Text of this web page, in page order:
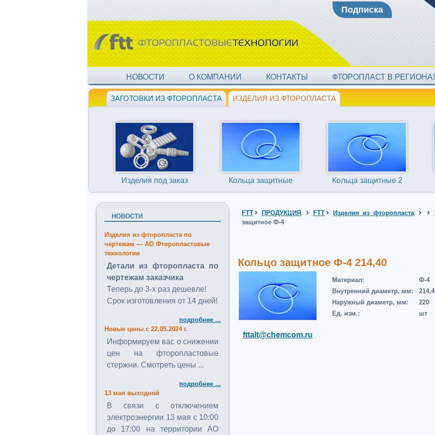
Подписка
НОВОСТИ О КОМПАНИИ КОНТАКТЫ ФТОРОПЛАСТ В
ЗАГОТОВКИ ИЗ ФТОРОПЛАСТА ИЗДЕЛИЯ ИЗ ФТОРОПЛАСТА
Изделия под заказ Кольца защитные Кольца защитные 2
НОВОСТИ
Изделия из фторопласта по
чертежам — АО Фторопластовые
технологии
Детали из фторопласта по
чертежам заказчика
Теперь до 3-х раз дешевле!
Срок изготовления от 14 дней!
подробнее ...
Новые цены с 22.05.2024 г.
Информируем вас о снижении
цен на фторопластовые
стержни. Смотреть цены ...
подробнее ...
13 мая выходной
В связи с отключением
электроэнергии 13 мая с 10:00
до 17:00 на территории АО
FTT ПРОДУКЦИЯ FTT Изделия из фторопласта
защитное Ф-4
Кольцо защитное Ф-4 214,40
Материал:
Ф-4
Внутренний диаметр, мм:
Наружный диаметр, мм:
220
Ед. изм.:
шт
fttalt@chemcom.ru